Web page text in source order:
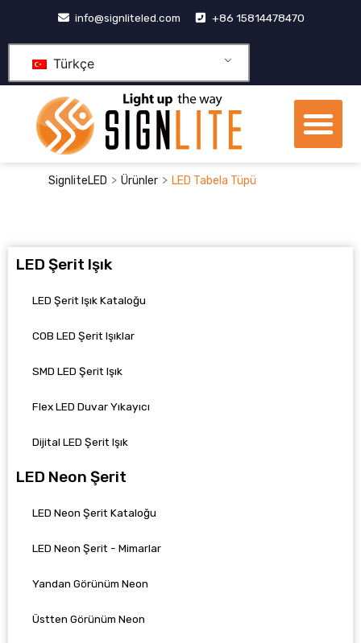
info@signliteled.com +86 15814478470
Türkçe
SignliteLED > Ürünler > LED Tabela Tüpü
LED Şerit Işık
LED Şerit Işık Kataloğu
COB LED Şerit Işıklar
SMD LED Şerit Işık
Flex LED Duvar Yıkayıcı
Dijital LED Şerit Işık
LED Neon Şerit
LED Neon Şerit Kataloğu
LED Neon Şerit - Mimarlar
Yandan Görünüm Neon
Üstten Görünüm Neon